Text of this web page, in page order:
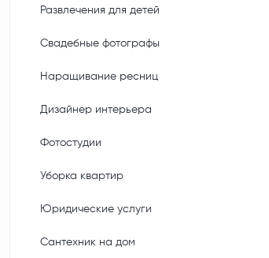
Развлечения для детей
Свадебные фотографы
Наращивание ресниц
Дизайнер интерьера
Фотостудии
Уборка квартир
Юридические услуги
Сантехник на дом